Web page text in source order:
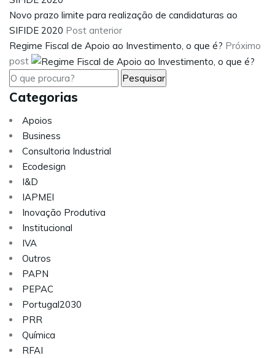
Novo prazo limite para realização de candidaturas ao
SIFIDE 2020 Post anterior
Regime Fiscal de Apoio ao Investimento, o que é? Próximo
post
Categorias
Apoios
Business
Consultoria Industrial
Ecodesign
I&D
IAPMEI
Inovação Produtiva
Institucional
IVA
Outros
PAPN
PEPAC
Portugal2030
PRR
Química
RFAI